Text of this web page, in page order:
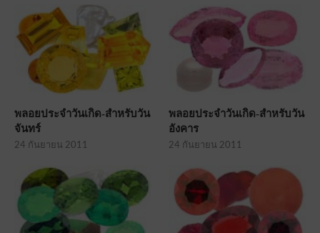
พลอยประจำวันเกิด-สำหรับวัน
จันทร์
24 กันยายน 2011
พลอยประจำวันเกิด-สำหรับวัน
อังคาร
24 กันยายน 2011